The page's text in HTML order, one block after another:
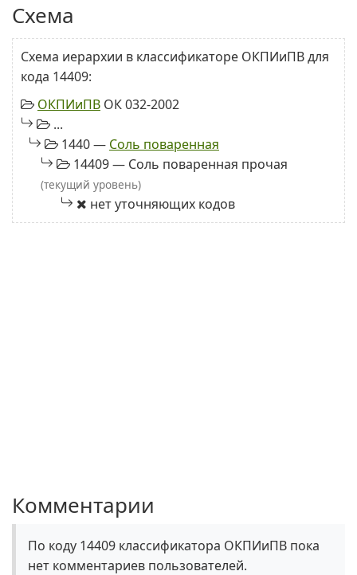
Схема
Схема иерархии в классификаторе ОКПИиПВ для
кода 14409:
ОКПИиПВ ОК 032-2002
...
1440 — Соль поваренная
14409 — Соль поваренная прочая
(текущий уровень)
нет уточняющих кодов
Комментарии
По коду 14409 классификатора ОКПИиПВ пока
нет комментариев пользователей.